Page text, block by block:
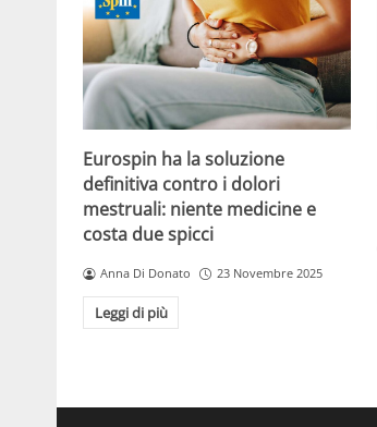
Eurospin ha la soluzione
definitiva contro i dolori
mestruali: niente medicine e
costa due spicci
Anna Di Donato 23 Novembre 2025
Leggi di più